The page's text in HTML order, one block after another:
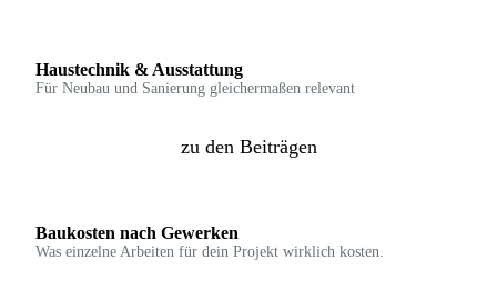
Haustechnik & Ausstattung
Für Neubau und Sanierung gleichermaßen relevant
zu den Beiträgen
Baukosten nach Gewerken
Was einzelne Arbeiten für dein Projekt wirklich kosten.